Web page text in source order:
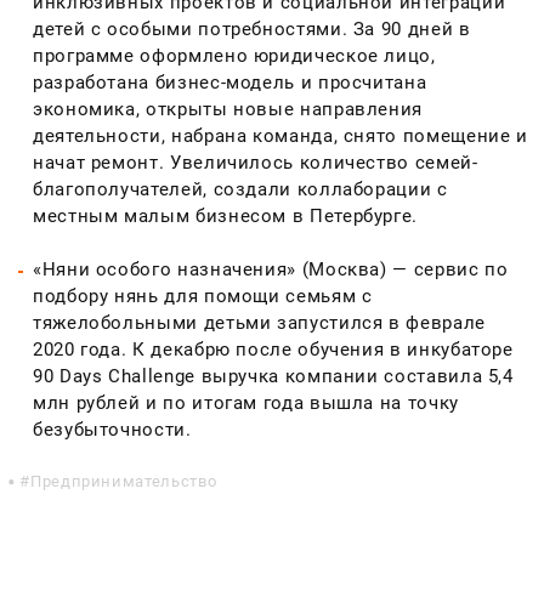
детей с особыми потребностями. За 90 дней в
программе оформлено юридическое лицо,
разработана бизнес-модель и просчитана
экономика, открыты новые направления
деятельности, набрана команда, снято помещение и
начат ремонт. Увеличилось количество семей-
благополучателей, создали коллаборации с
местным малым бизнесом в Петербурге.
«Няни особого назначения» (Москва) — сервис по
подбору нянь для помощи семьям с
тяжелобольными детьми запустился в феврале
2020 года. К декабрю после обучения в инкубаторе
90 Days Challenge выручка компании составила 5,4
млн рублей и по итогам года вышла на точку
безубыточности.
Предпринимательство